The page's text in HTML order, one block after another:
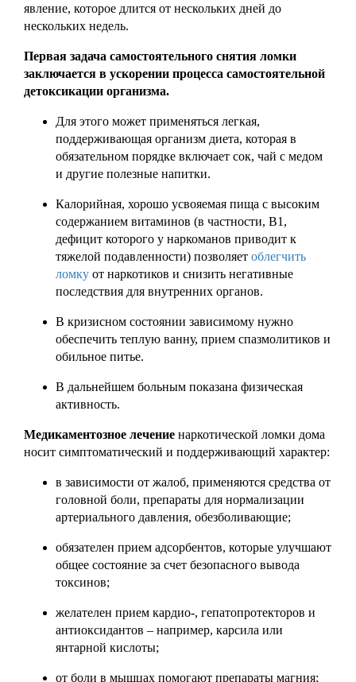
явление, которое длится от нескольких дней до
нескольких недель.
Первая задача самостоятельного снятия ломки
заключается в ускорении процесса самостоятельной
детоксикации организма.
Для этого может применяться легкая,
поддерживающая организм диета, которая в
обязательном порядке включает сок, чай с медом
и другие полезные напитки.
Калорийная, хорошо усвояемая пища с высоким
содержанием витаминов (в частности, В1,
дефицит которого у наркоманов приводит к
тяжелой подавленности) позволяет облегчить
ломку от наркотиков и снизить негативные
последствия для внутренних органов.
В кризисном состоянии зависимому нужно
обеспечить теплую ванну, прием спазмолитиков и
обильное питье.
В дальнейшем больным показана физическая
активность.
Медикаментозное лечение наркотической ломки дома
носит симптоматический и поддерживающий характер:
в зависимости от жалоб, применяются средства от
головной боли, препараты для нормализации
артериального давления, обезболивающие;
обязателен прием адсорбентов, которые улучшают
общее состояние за счет безопасного вывода
токсинов;
желателен прием кардио-, гепатопротекторов и
антиоксидантов – например, карсила или
янтарной кислоты;
от боли в мышцах помогают препараты магния;